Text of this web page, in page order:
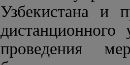
Узбекистана и
проведения